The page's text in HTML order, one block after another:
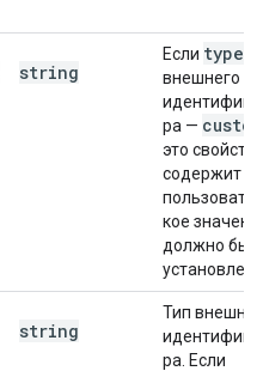
string
Если type
внешнего
ра — custom
это
содержит
кое
должно
string
Тип
ра. Если